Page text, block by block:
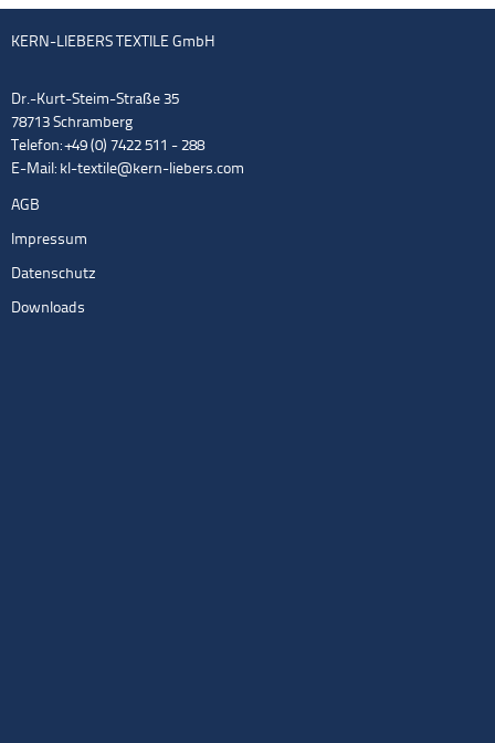
KERN-LIEBERS TEXTILE GmbH
Dr.-Kurt-Steim-Straße 35
78713 Schramberg
Telefon: +49 (0) 7422 511 - 288
E-Mail: kl-textile@kern-liebers.com
AGB
Impressum
Datenschutz
Downloads